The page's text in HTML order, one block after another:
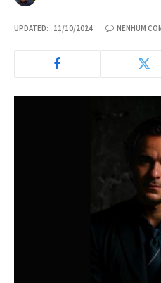
UPDATED: 11/10/2024 NENHUM